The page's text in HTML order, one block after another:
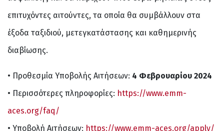
επιτυχόντες αιτούντες, τα οποία θα συμβάλλουν στα
έξοδα ταξιδιού, μετεγκατάστασης και καθημερινής
διαβίωσης.
• Προθεσμία Υποβολής Αιτήσεων: 4 Φεβρουαρίου 2024
• Περισσότερες πληροφορίες: https://www.emm-
aces.org/faq/
• Υποβολή Αιτήσεων: https://www.emm-aces.org/apply/